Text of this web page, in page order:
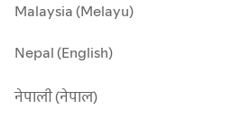
Malaysia (Melayu)
Nepal (English)
नेपाली (नेपाल)